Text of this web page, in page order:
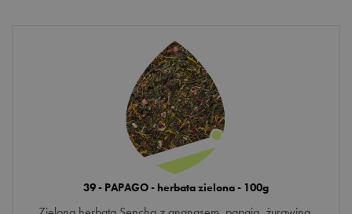
39 - PAPAGO - herbata zielona - 100g